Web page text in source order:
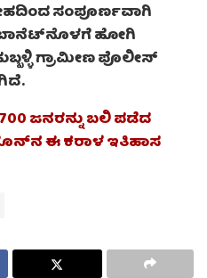
ಸಂಪೂರ್ಣವಾಗಿ
ಬಾನೆಟ್‌ನೊಳಗೆ ಹೋಗಿ
ಗ್ರಾಮೀಣ ಪೊಲೀಸ್
ಜನರನ್ನು ಬಲಿ ಪಡೆದ
ಈ ಕರಾಳ ಇತಿಹಾಸ